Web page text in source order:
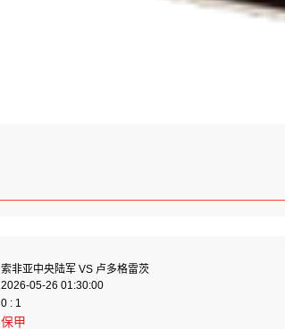
索非亚中央陆军 VS 卢多格雷茨
2026-05-26 01:30:00
0 : 1
保甲